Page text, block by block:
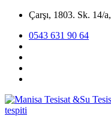
Çarşı, 1803. Sk. 14/
0543 631 90 64